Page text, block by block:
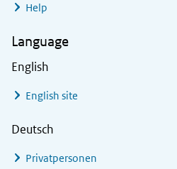
Help
Language
English
English site
Deutsch
Privatpersonen